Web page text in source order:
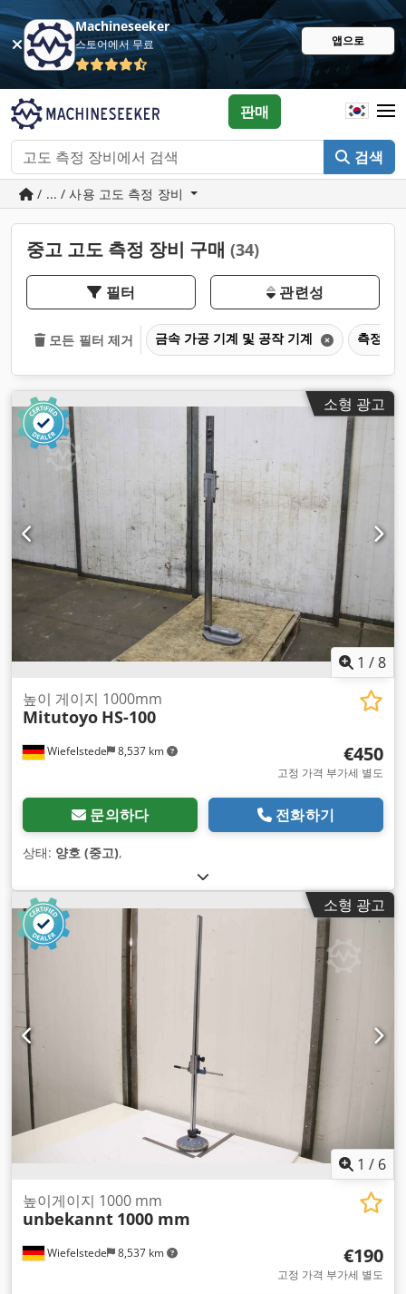
Machineseeker
스토어에서 무료 앱으로
검색
판매
/ ... / 사용 고도 측정 장비
중고 고도 측정 장비 구매 (34)
필터 관련성
모든 필터 제거 금속 가공 기계 및 공작 기계 측정 기
소형 광고
1 /8
Wiefelstede 8,537 km
높이 게이지 1000mm
Mitutoyo HS-100
€450
고정 가격 부가세 별도
문의하다 전화하기
상태: 양호 (중고),
소형 광고
1 / 6
Wiefelstede 8,537 km
높이게이지 1000 mm
unbekannt 1000 mm
€190
고정 가격 부가세 별도